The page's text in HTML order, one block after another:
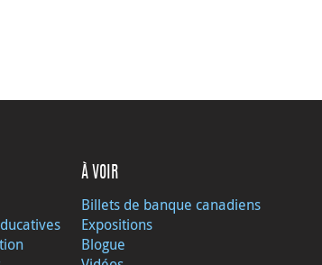
À VOIR
Billets de banque canadiens
Expositions
Blogue